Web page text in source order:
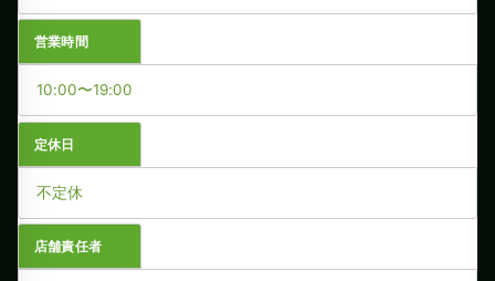
営業時間
10:00〜19:00
定休日
不定休
店舗責任者